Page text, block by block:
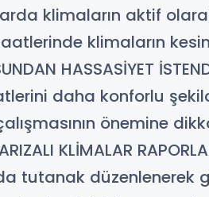
klimaların aktif
klimaların
HASSASİYET
daha konforlu
önemine
KLİMALAR
tutanak düzenlenerek